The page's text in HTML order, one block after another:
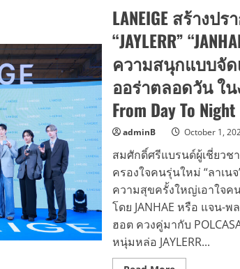
ควบคู่
กับ
การ
ออก
กำลัง
พัก
ผ่อน
ให้
เพียง
พอ
และ
รับ
ประทาน
ที่
มี
ประโยชน์
กิจ
กร
รม
สุด
Glow
All
Gen,
Fin
All
Heart”
LANEIGE สร้าง
“JAYLERR”
ความสนุกแบบจัด
ออร่าตลอดวัน ใน
From Day To Night
adminB October 1,
สมศักดิ์ศรีแบรนด์ผู้เชี่ยว
ครองใจคนรุ่นใหม่ “ลาเนจ
ความสุขครั้งใหญ่เอาใจค
โดย JANHAE หรือ แจน-
ฮอต ควงคู่มากับ
หนุ่มหล่อ JAYLERR...